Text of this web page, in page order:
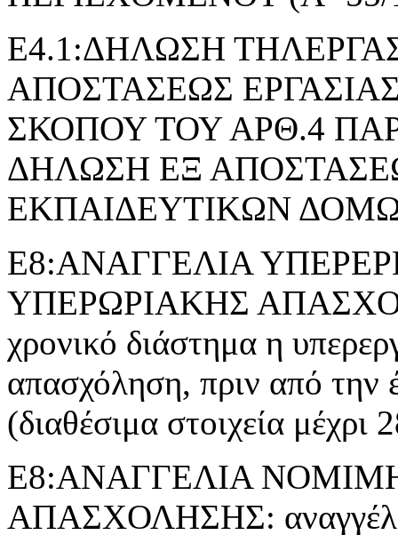
Ε4.1:ΔΗΛΩΣΗ
ΑΠΟΣΤΑΣΕΩΣ
ΣΚΟΠΟΥ ΤΟΥ ΑΡΘ.4
ΔΗΛΩΣΗ ΕΞ
ΕΚΠΑΙΔΕΥΤΙΚΩΝ
Ε8:ΑΝΑΓΓΕΛΙΑ
ΥΠΕΡΩΡΙΑΚΗΣ
χρονικό διάστημα η
απασχόληση, πριν από την
(διαθέσιμα στοιχεία μέχρι
Ε8:ΑΝΑΓΓΕΛΙΑ
ΑΠΑΣΧΟΛΗΣΗΣ: